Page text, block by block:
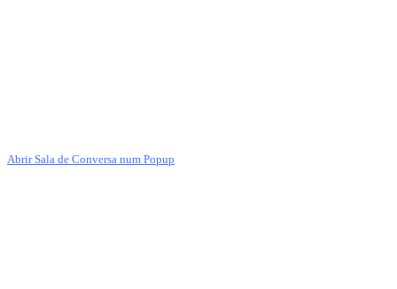
Abrir Sala de Conversa num Popup